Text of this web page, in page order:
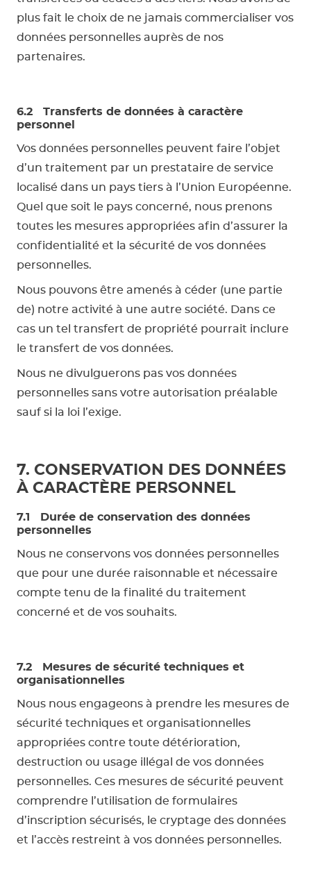
plus fait le choix de ne jamais commercialiser vos
données personnelles auprès de nos
partenaires.
6.2 Transferts de données à caractère
personnel
Vos données personnelles peuvent faire l’objet
d’un traitement par un prestataire de service
localisé dans un pays tiers à l’Union Européenne.
Quel que soit le pays concerné, nous prenons
toutes les mesures appropriées afin d’assurer la
confidentialité et la sécurité de vos données
personnelles.
Nous pouvons être amenés à céder (une partie
de) notre activité à une autre société. Dans ce
cas un tel transfert de propriété pourrait inclure
le transfert de vos données.
Nous ne divulguerons pas vos données
personnelles sans votre autorisation préalable
sauf si la loi l’exige.
7. CONSERVATION DES DONNÉES
À CARACTÈRE PERSONNEL
7.1 Durée de conservation des données
personnelles
Nous ne conservons vos données personnelles
que pour une durée raisonnable et nécessaire
compte tenu de la finalité du traitement
concerné et de vos souhaits.
7.2 Mesures de sécurité techniques et
organisationnelles
Nous nous engageons à prendre les mesures de
sécurité techniques et organisationnelles
appropriées contre toute détérioration,
destruction ou usage illégal de vos données
personnelles. Ces mesures de sécurité peuvent
comprendre l’utilisation de formulaires
d’inscription sécurisés, le cryptage des données
et l’accès restreint à vos données personnelles.